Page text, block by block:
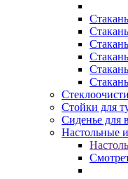
Стойки для
Сиденье для
Настольные